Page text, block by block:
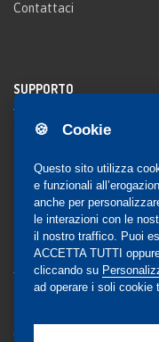
🍪 Cookie
Questo sito utilizza
e funzionali
anche per
le interazioni con le
il nostro traffico. Puoi
ACCETTA TUTTI
cliccando su
ad operare i soli cookie
Contattaci
SUPPORTO
Registrazione al sito
Notifica
COMMUNITY
Blog e Canali social
Gestione Consensi